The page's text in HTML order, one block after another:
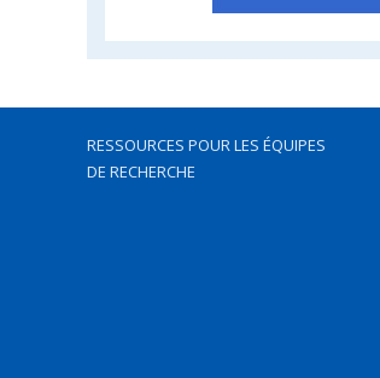
RESSOURCES POUR LES ÉQUIPES
DE RECHERCHE